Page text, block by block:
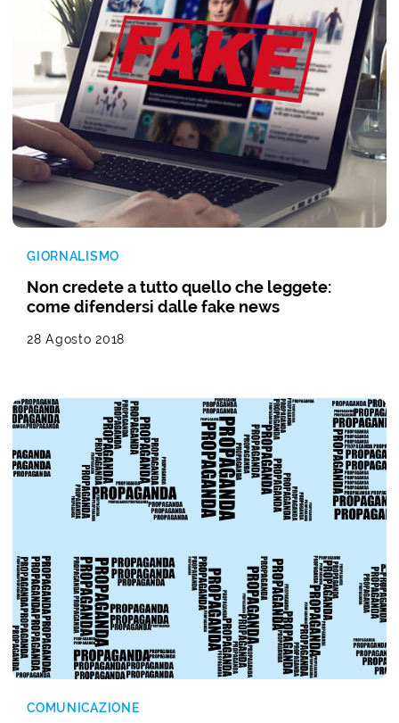
GIORNALISMO
Non credete a tutto quello che leggete:
come difendersi dalle fake news
28 Agosto 2018
COMUNICAZIONE